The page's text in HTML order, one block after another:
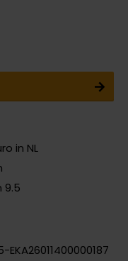
in NL
9.5
EKA26011400000187